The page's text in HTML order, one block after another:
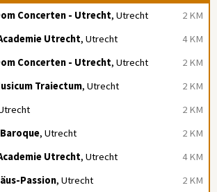
2 KM
Concerten - Utrecht, Utrecht
4 KM
Utrecht, Utrecht
2 KM
Concerten - Utrecht, Utrecht
2 KM
Traiectum, Utrecht
2 KM
2 KM
, Utrecht
4 KM
Utrecht, Utrecht
2 KM
Passion, Utrecht